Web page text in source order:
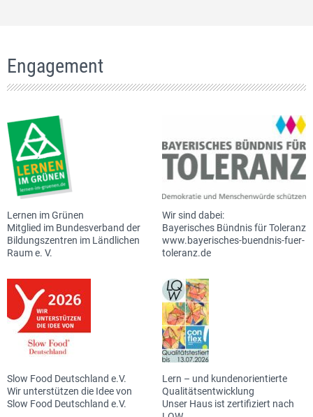
Engagement
Lernen im Grünen
Mitglied im Bundesverband der
Bildungszentren im Ländlichen
Raum e. V.
Wir sind dabei:
Bayerisches Bündnis für Toleranz
www.bayerisches-buendnis-fuer-
toleranz.de
Slow Food Deutschland e.V.
Wir unterstützen die Idee von
Slow Food Deutschland e.V.
Lern – und kundenorientierte
Qualitätsentwicklung
Unser Haus ist zertifiziert nach